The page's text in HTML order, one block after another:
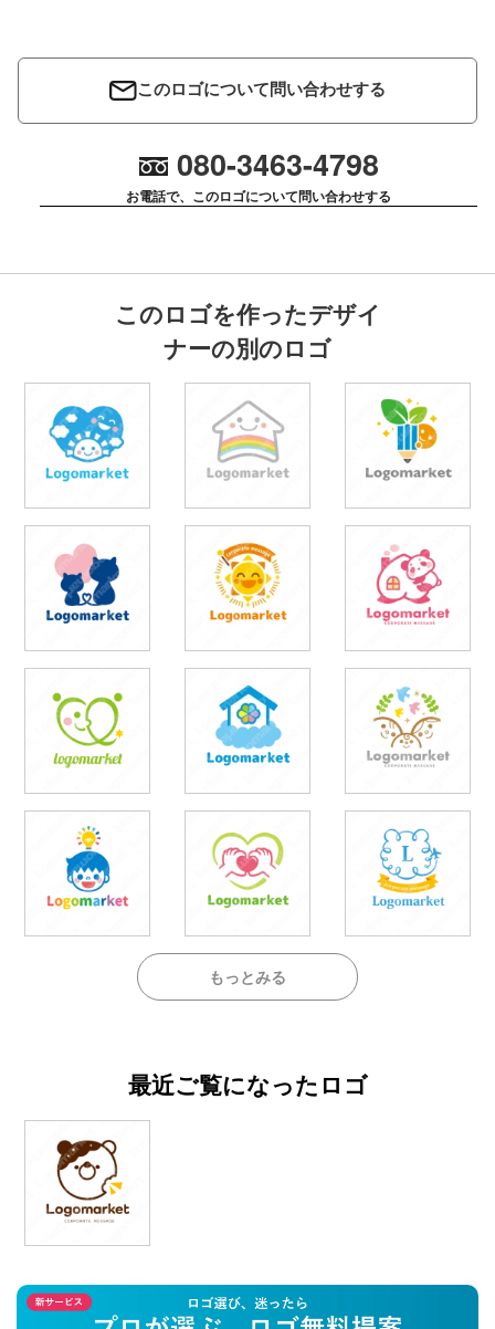
このロゴについて問い合わせする
080-3463-4798
お電話で、このロゴについて問い合わせする
このロゴを作ったデザイ
ナーの別のロゴ
もっとみる
最近ご覧になったロゴ